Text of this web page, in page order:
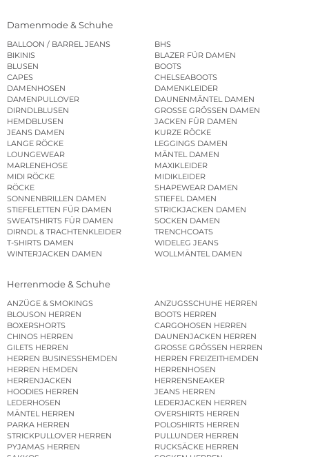
Damenmode & Schuhe
BALLOON / BARREL JEANS
BHS
BIKINIS
BLAZER FÜR DAMEN
BLUSEN
BOOTS
CAPES
CHELSEABOOTS
DAMENHOSEN
DAMENKLEIDER
DAMENPULLOVER
DAUNENMÄNTEL DAMEN
DIRNDLBLUSEN
GROSSE GRÖSSEN DAMEN
HEMDBLUSEN
JACKEN FÜR DAMEN
JEANS DAMEN
KURZE RÖCKE
LANGE RÖCKE
LEGGINGS DAMEN
LOUNGEWEAR
MÄNTEL DAMEN
MARLENEHOSE
MAXIKLEIDER
MIDI RÖCKE
MIDIKLEIDER
RÖCKE
SHAPEWEAR DAMEN
SONNENBRILLEN DAMEN
STIEFEL DAMEN
STIEFELETTEN FÜR DAMEN
STRICKJACKEN DAMEN
SWEATSHIRTS FÜR DAMEN
SOCKEN DAMEN
DIRNDL & TRACHTENKLEIDER
TRENCHCOATS
T-SHIRTS DAMEN
WIDELEG JEANS
WINTERJACKEN DAMEN
WOLLMÄNTEL DAMEN
Herrenmode & Schuhe
ANZÜGE & SMOKINGS
ANZUGSSCHUHE HERREN
BLOUSON HERREN
BOOTS HERREN
BOXERSHORTS
CARGOHOSEN HERREN
CHINOS HERREN
DAUNENJACKEN HERREN
GILETS HERREN
GROSSE GRÖSSEN HERREN
HERREN BUSINESSHEMDEN
HERREN FREIZEITHEMDEN
HERREN HEMDEN
HERRENHOSEN
HERRENJACKEN
HERRENSNEAKER
HOODIES HERREN
JEANS HERREN
LEDERHOSEN
LEDERJACKEN HERREN
MÄNTEL HERREN
OVERSHIRTS HERREN
PARKA HERREN
POLOSHIRTS HERREN
STRICKPULLOVER HERREN
PULLUNDER HERREN
PYJAMAS HERREN
RUCKSÄCKE HERREN